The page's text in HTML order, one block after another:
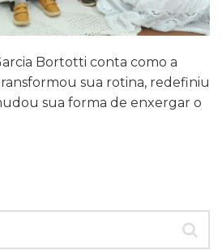
Bortotti conta como a
sua rotina, redefiniu
sua forma de enxergar o